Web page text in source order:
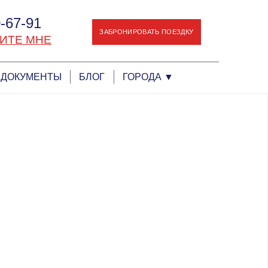
ЗАБРОНИРОВАТЬ ПОЕЗДКУ
67-91
МНЕ
ДОКУМЕНТЫ БЛОГ ГОРОДА ▼